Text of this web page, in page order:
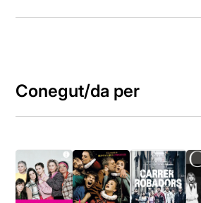
Conegut/da per